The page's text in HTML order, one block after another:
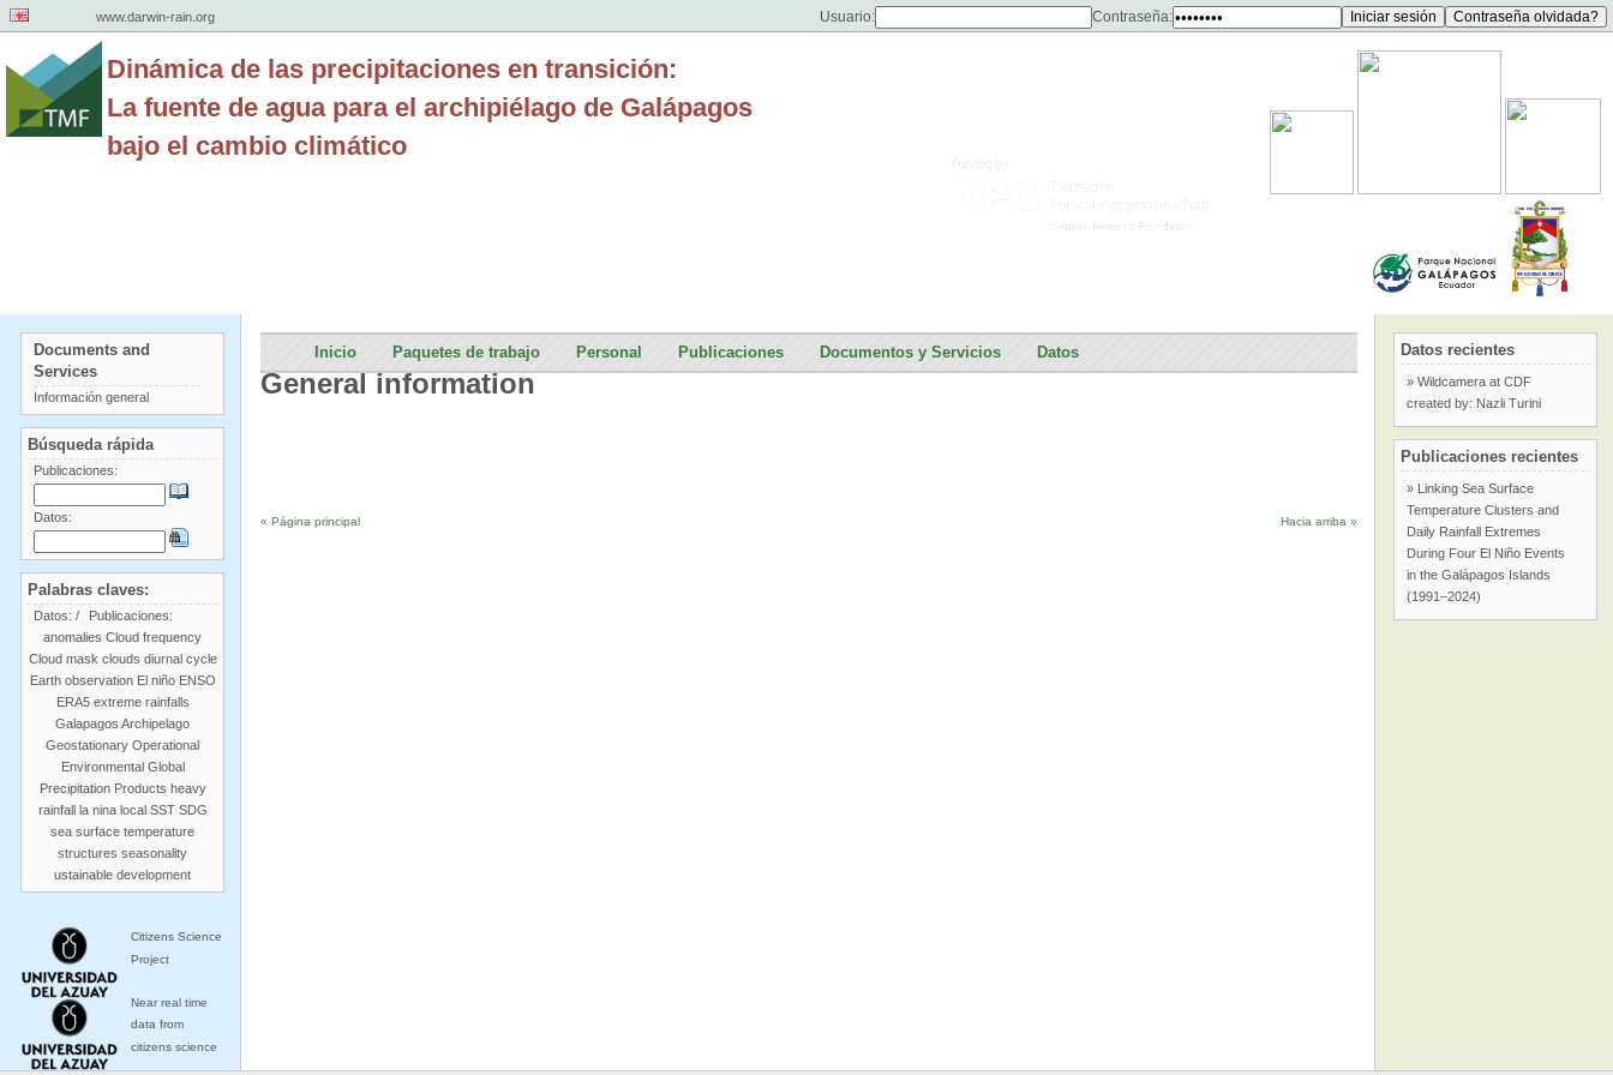
www.darwin-rain.org Usuario: Contraseña:
Dinámica de las precipitaciones en transición:
La fuente de agua para el archipiélago de Galápagos
bajo el cambio climático
Inicio Paquetes de trabajo Personal Publicaciones Documentos y Servicios Datos
General information
« Página principal Hacia arriba »
Documents and
Services
Información general
Búsqueda rápida
Publicaciones:
Datos:
Palabras claves:
Datos: /
Publicaciones:
anomalies Cloud frequency
Cloud mask clouds diurnal cycle
Earth observation El niño ENSO
ERA5 extreme rainfalls
Galapagos Archipelago
Geostationary Operational
Environmental Global
Precipitation Products heavy
rainfall la nina local SST SDG
sea surface temperature
structures seasonality
ustainable development
Citizens Science
Project
Near real time
data from
citizens science
Datos recientes
» Wildcamera at CDF
created by: Nazli Turini
Publicaciones recientes
» Linking Sea Surface
Temperature Clusters and
Daily Rainfall Extremes
During Four El Niño Events
in the Galápagos Islands
(1991–2024)